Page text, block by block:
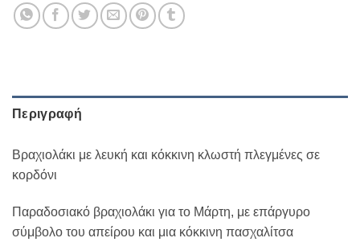
Περιγραφή
Βραχιολάκι με λευκή και κόκκινη κλωστή πλεγμένες σε
κορδόνι
Παραδοσιακό βραχιολάκι για το Μάρτη, με επάργυρο
σύμβολο του απείρου και μια κόκκινη πασχαλίτσα